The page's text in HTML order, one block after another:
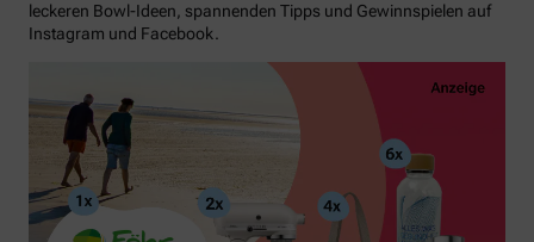
leckeren Bowl-Ideen, spannenden Tipps und Gewinnspielen auf
Instagram und Facebook.